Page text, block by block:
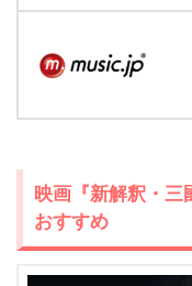
映画『新解釈・三
おすすめ